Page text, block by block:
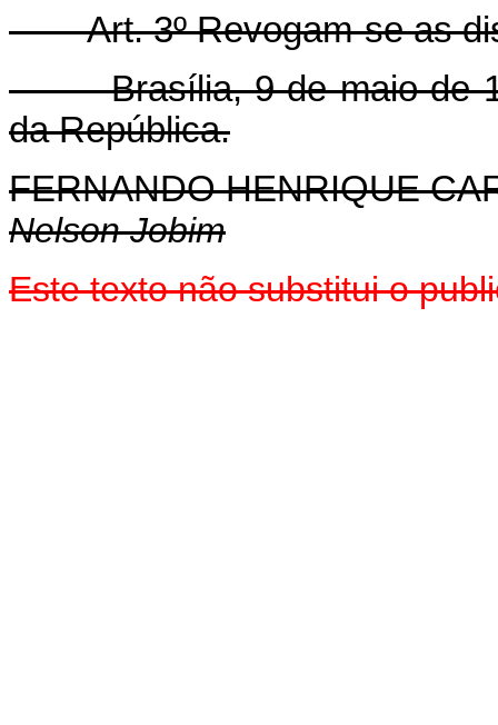
Art. 3º Revogam-se as
Brasília, 9 de maio de
da República.
FERNANDO HENRIQUE
Nelson Jobim
Este texto não substitui o